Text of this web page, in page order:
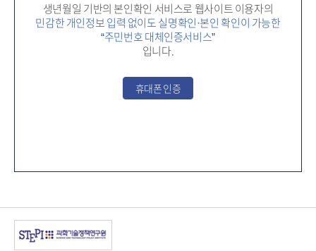
생년월일 기반의 본인확인 서비스로 웹사이트 이용자의
민감한 개인정보 입력 없이도 실명확인·본인 확인이 가능한
“주민번호 대체인증서비스”
입니다.
휴대폰 인증